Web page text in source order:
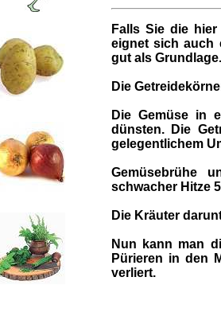
Falls Sie die
eignet sich auch
gut als Grundlage.
Die
Die Gemüse in
dünsten. Die
gelegentlichem
Gemüsebrühe
schwacher Hitze
Die Kräuter
Nun kann man
Pürieren in den
verliert.